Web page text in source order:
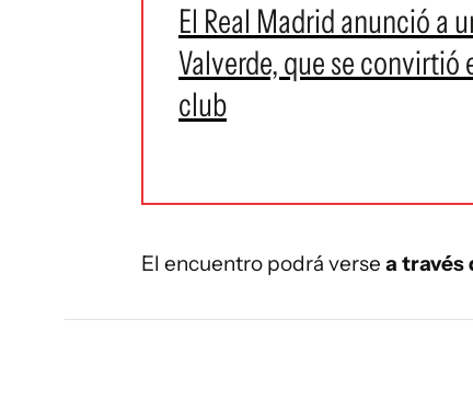
El Real Madrid anunció a
Valverde, que se convirtió
club
El encuentro podrá verse a través